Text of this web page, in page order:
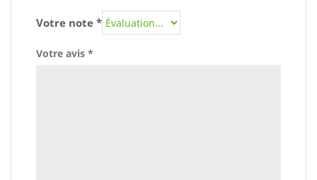
Votre note *
Votre avis *